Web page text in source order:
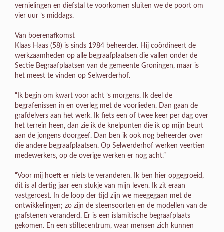
vernielingen en diefstal te voorkomen sluiten we de poort om
vier uur ’s middags.
Van boerenafkomst
Klaas Haas (58) is sinds 1984 beheerder. Hij coördineert de
werkzaamheden op alle begraafplaatsen die vallen onder de
Sectie Begraafplaatsen van de gemeente Groningen, maar is
het meest te vinden op Selwerderhof.
“Ik begin om kwart voor acht ’s morgens. Ik deel de
begrafenissen in en overleg met de voorlieden. Dan gaan de
grafdelvers aan het werk. Ik fiets een of twee keer per dag over
het terrein heen, dan zie ik de knelpunten die ik op mijn beurt
aan de jongens doorgeef. Dan ben ik ook nog beheerder over
die andere begraafplaatsen. Op Selwerderhof werken veertien
medewerkers, op de overige werken er nog acht.”
“Voor mij hoeft er niets te veranderen. Ik ben hier opgegroeid,
dit is al dertig jaar een stukje van mijn leven. Ik zit eraan
vastgeroest. In de loop der tijd zijn we meegegaan met de
ontwikkelingen; zo zijn de steensoorten en de modellen van de
grafstenen veranderd. Er is een islamitische begraafplaats
gekomen. En een stiltecentrum, waar mensen zich kunnen